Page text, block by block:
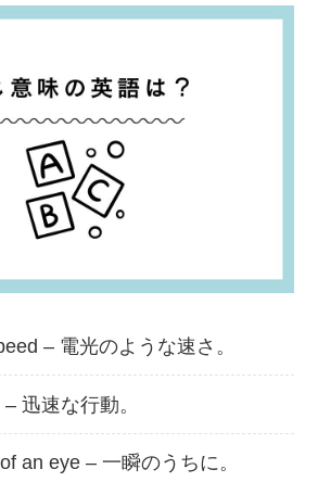
– 電光のような速さ。
迅速な行動。
an eye – 一瞬のうちに。